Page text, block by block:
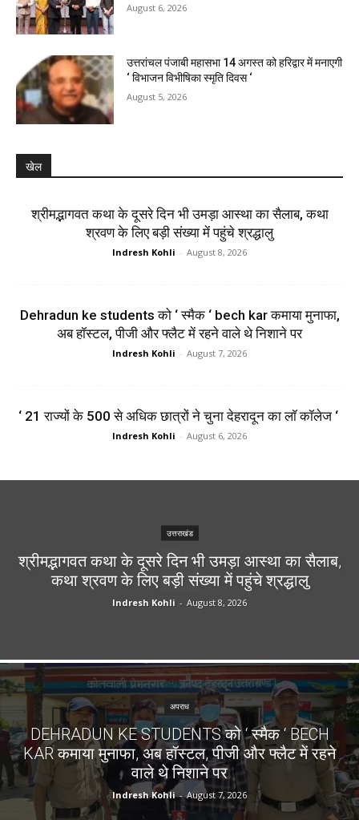
August 6, 2026
उत्तरांचल पंजाबी महासभा 14 अगस्त को हरिद्वार में मनाएगी
‘ विभाजन विभीषिका स्मृति दिवस ‘
August 5, 2026
खेल
श्रीमद्भागवत कथा के दूसरे दिन भी उमड़ा आस्था का सैलाब, कथा
श्रवण के लिए बड़ी संख्या में पहुंचे श्रद्धालु
Indresh Kohli - August 8, 2026
Dehradun ke students को ‘ स्मैक ‘ bech kar कमाया मुनाफा,
अब हॉस्टल, पीजी और फ्लैट में रहने वाले थे निशाने पर
Indresh Kohli - August 7, 2026
‘ 21 राज्यों के 500 से अधिक छात्रों ने चुना देहरादून का लाॅ काॅलेज ‘
Indresh Kohli - August 6, 2026
उत्तराखंड
श्रीमद्भागवत कथा के दूसरे दिन भी उमड़ा आस्था का सैलाब,
कथा श्रवण के लिए बड़ी संख्या में पहुंचे श्रद्धालु
Indresh Kohli - August 8, 2026
अपराध
DEHRADUN KE STUDENTS को ‘ स्मैक ‘ BECH
KAR कमाया मुनाफा, अब हॉस्टल, पीजी और फ्लैट में रहने
वाले थे निशाने पर
Indresh Kohli - August 7, 2026